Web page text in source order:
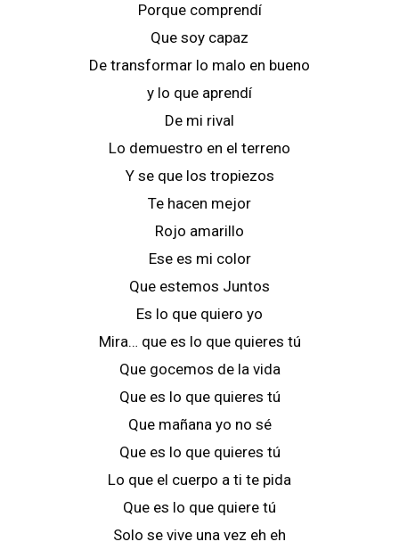
Porque comprendí
Que soy capaz
De transformar lo malo en bueno
y lo que aprendí
De mi rival
Lo demuestro en el terreno
Y se que los tropiezos
Te hacen mejor
Rojo amarillo
Ese es mi color
Que estemos Juntos
Es lo que quiero yo
Mira… que es lo que quieres tú
Que gocemos de la vida
Que es lo que quieres tú
Que mañana yo no sé
Que es lo que quieres tú
Lo que el cuerpo a ti te pida
Que es lo que quiere tú
Solo se vive una vez eh eh